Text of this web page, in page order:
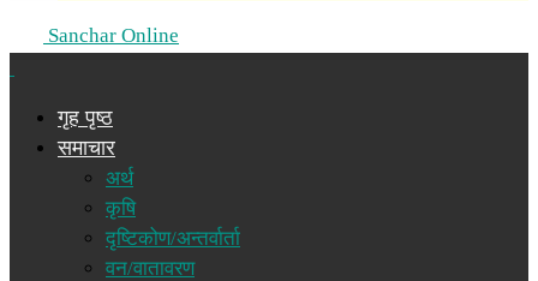
Sanchar Online
गृह पृष्ठ
समाचार
अर्थ
कृषि
दृष्टिकोण/अन्तर्वार्ता
वन/वातावरण